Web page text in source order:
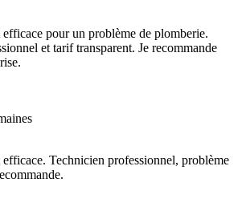
pour un problème de plomberie.
et tarif transparent. Je recommande
Technicien professionnel, problème